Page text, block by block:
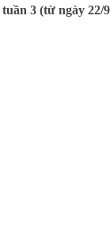
3 (từ ngày 22/